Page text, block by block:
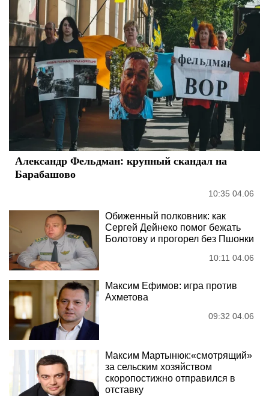
Александр Фельдман: крупный скандал на
Барабашово
10:35 04.06
Обиженный полковник: как
Сергей Дейнеко помог бежать
Болотову и прогорел без Пшонки
10:11 04.06
Максим Ефимов: игра против
Ахметова
09:32 04.06
Максим Мартынюк:«смотрящий»
за сельским хозяйством
скоропостижно отправился в
отставку